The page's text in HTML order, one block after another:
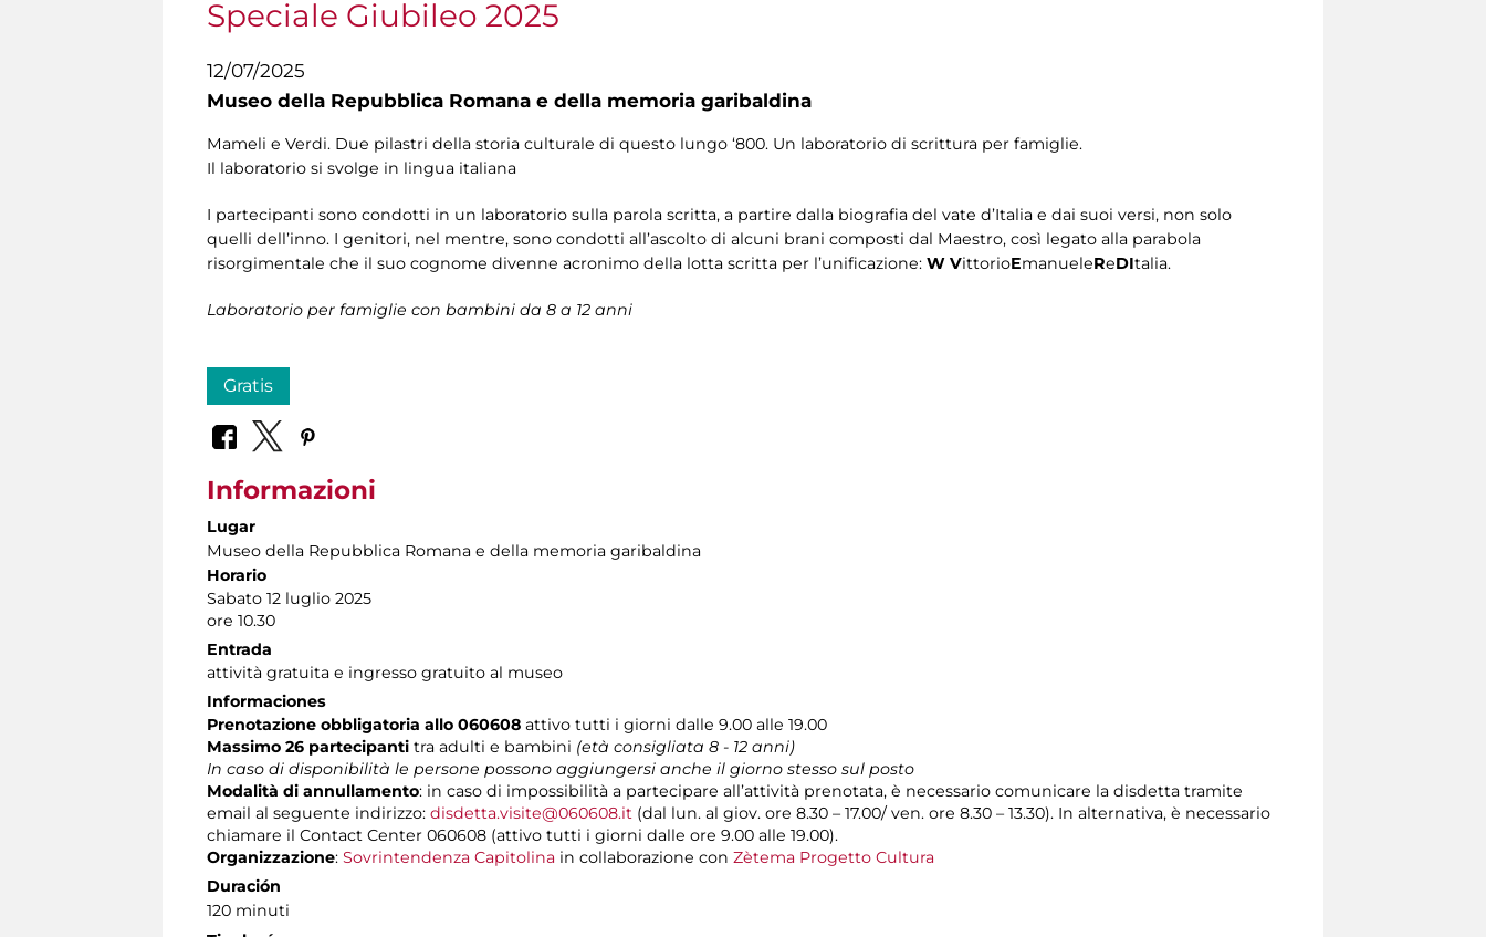
Speciale Giubileo 2025
12/07/2025
Museo della Repubblica Romana e della memoria garibaldina
Mameli e Verdi. Due pilastri della storia culturale di questo lungo ‘800. Un laboratorio di scrittura per famiglie.
Il laboratorio si svolge in lingua italiana
I partecipanti sono condotti in un laboratorio sulla parola scritta, a partire dalla biografia del vate d’Italia e dai suoi versi, non solo
quelli dell’inno. I genitori, nel mentre, sono condotti all’ascolto di alcuni brani composti dal Maestro, così legato alla parabola
risorgimentale che il suo cognome divenne acronimo della lotta scritta per l’unificazione: W VittorioEmanueleReDItalia.
Laboratorio per famiglie con bambini da 8 a 12 anni
Gratis
Informazioni
Lugar
Museo della Repubblica Romana e della memoria garibaldina
Horario
Sabato 12 luglio 2025
ore 10.30
Entrada
attività gratuita e ingresso gratuito al museo
Informaciones
Prenotazione obbligatoria allo 060608 attivo tutti i giorni dalle 9.00 alle 19.00
Massimo 26 partecipanti tra adulti e bambini (età consigliata 8 - 12 anni)
In caso di disponibilità le persone possono aggiungersi anche il giorno stesso sul posto
Modalità di annullamento: in caso di impossibilità a partecipare all’attività prenotata, è necessario comunicare la disdetta tramite
email al seguente indirizzo: disdetta.visite@060608.it (dal lun. al giov. ore 8.30 – 17.00/ ven. ore 8.30 – 13.30). In alternativa, è necessario
chiamare il Contact Center 060608 (attivo tutti i giorni dalle ore 9.00 alle 19.00).
Organizzazione: Sovrintendenza Capitolina in collaborazione con Zètema Progetto Cultura
Duración
120 minuti